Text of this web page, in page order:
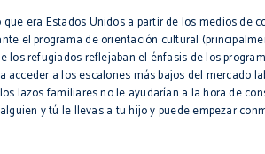
era Estados Unidos a partir de los medios de
el programa de orientación cultural
refugiados reflejaban el énfasis de los
a los escalones más bajos del mercado
lazos familiares no le ayudarían a la hora de
y tú le llevas a tu hijo y puede empezar